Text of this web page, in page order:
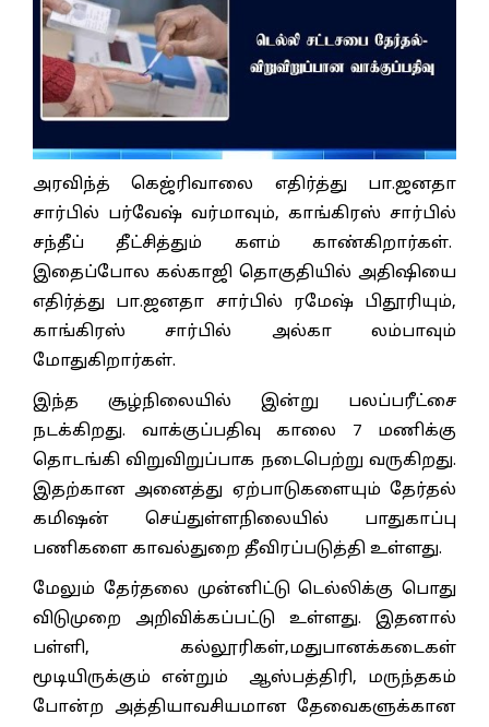
அரவிந்த் கெஜ்ரிவாலை எதிர்த்து பா.ஜனதா
சார்பில் பர்வேஷ் வர்மாவும், காங்கிரஸ் சார்பில்
சந்தீப் தீட்சித்தும் களம் காண்கிறார்கள்.
இதைப்போல கல்காஜி தொகுதியில் அதிஷியை
எதிர்த்து பா.ஜனதா சார்பில் ரமேஷ் பிதூரியும்,
காங்கிரஸ் சார்பில் அல்கா லம்பாவும்
மோதுகிறார்கள்.
இந்த சூழ்நிலையில் இன்று பலப்பரீட்சை
நடக்கிறது. வாக்குப்பதிவு காலை 7 மணிக்கு
தொடங்கி விறுவிறுப்பாக நடைபெற்று வருகிறது.
இதற்கான அனைத்து ஏற்பாடுகளையும் தேர்தல்
கமிஷன் செய்துள்ளநிலையில் பாதுகாப்பு
பணிகளை காவல்துறை தீவிரப்படுத்தி உள்ளது.
மேலும் தேர்தலை முன்னிட்டு டெல்லிக்கு பொது
விடுமுறை அறிவிக்கப்பட்டு உள்ளது. இதனால்
பள்ளி, கல்லூரிகள்,மதுபானக்கடைகள்
மூடியிருக்கும் என்றும் ஆஸ்பத்திரி, மருந்தகம்
போன்ற அத்தியாவசியமான தேவைகளுக்கான